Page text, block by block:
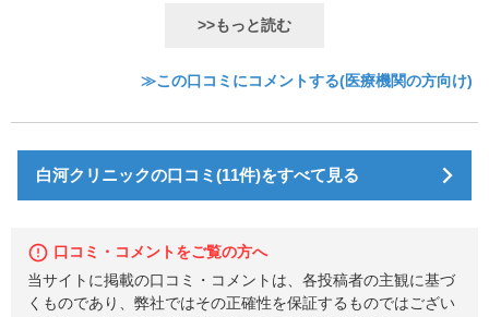
>>もっと読む
≫この口コミにコメントする(医療機関の方向け)
白河クリニックの口コミ(11件)をすべて見る
口コミ・コメントをご覧の方へ
当サイトに掲載の口コミ・コメントは、各投稿者の主観に基づ
くものであり、弊社ではその正確性を保証するものではござい